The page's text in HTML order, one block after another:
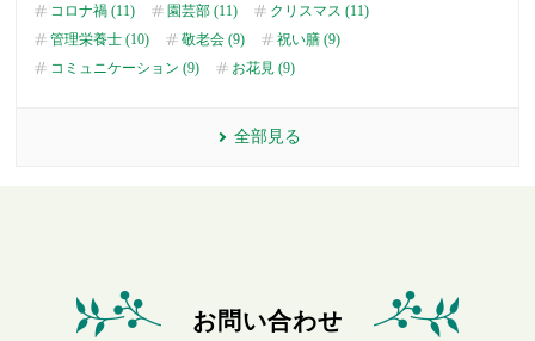
コロナ禍 (11)
園芸部 (11)
クリスマス (11)
管理栄養士 (10)
敬老会 (9)
祝い膳 (9)
コミュニケーション (9)
お花見 (9)
全部見る
お問い合わせ